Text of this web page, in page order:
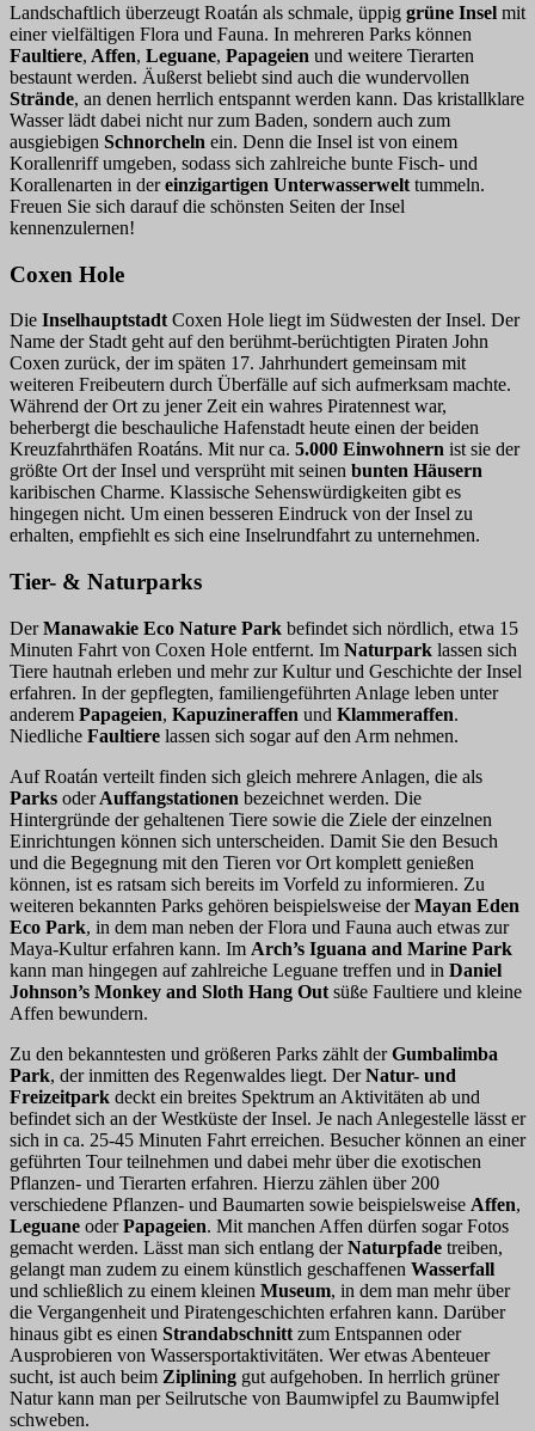
Landschaftlich überzeugt Roatán als schmale, üppig grüne Insel mit
einer vielfältigen Flora und Fauna. In mehreren Parks können
Faultiere, Affen, Leguane, Papageien und weitere Tierarten
bestaunt werden. Äußerst beliebt sind auch die wundervollen
Strände, an denen herrlich entspannt werden kann. Das kristallklare
Wasser lädt dabei nicht nur zum Baden, sondern auch zum
ausgiebigen Schnorcheln ein. Denn die Insel ist von einem
Korallenriff umgeben, sodass sich zahlreiche bunte Fisch- und
Korallenarten in dereinzigartigen Unterwasserwelt tummeln.
Freuen Sie sich darauf die schönsten Seiten der Insel
kennenzulernen!
Coxen Hole
Die Inselhauptstadt Coxen Hole liegt im Südwesten der Insel. Der
Name der Stadt geht auf den berühmt-berüchtigten Piraten John
Coxen zurück, der im späten 17. Jahrhundert gemeinsam mit
weiteren Freibeutern durch Überfälle auf sich aufmerksam machte.
Während der Ort zu jener Zeit ein wahres Piratennest war,
beherbergt die beschauliche Hafenstadt heute einen der beiden
Kreuzfahrthäfen Roatáns. Mit nur ca. 5.000 Einwohnern ist sie der
größte Ort der Insel und versprüht mit seinen bunten Häusern
karibischen Charme. Klassische Sehenswürdigkeiten gibt es
hingegen nicht. Um einen besseren Eindruck von der Insel zu
erhalten, empfiehlt es sich eine Inselrundfahrt zu unternehmen.
Tier- & Naturparks
DerManawakie Eco Nature Park befindet sich nördlich, etwa 15
Minuten Fahrt von Coxen Hole entfernt. Im Naturpark lassen sich
Tiere hautnah erleben und mehr zur Kultur und Geschichte der Insel
erfahren. In der gepflegten, familiengeführten Anlage leben unter
anderem Papageien, Kapuzineraffen und Klammeraffen.
Niedliche Faultiere lassen sich sogar auf den Arm nehmen.
Auf Roatán verteilt finden sich gleich mehrere Anlagen, die als
Parks oderAuffangstationen bezeichnet werden. Die
Hintergründe der gehaltenen Tiere sowie die Ziele der einzelnen
Einrichtungen können sich unterscheiden. Damit Sie den Besuch
und die Begegnung mit den Tieren vor Ort komplett genießen
können, ist es ratsam sich bereits im Vorfeld zu informieren. Zu
weiteren bekannten Parks gehören beispielsweise derMayan Eden
Eco Park, in dem man neben der Flora und Fauna auch etwas zur
Maya-Kultur erfahren kann. Im Arch’s Iguana and Marine Park
kann man hingegen auf zahlreiche Leguane treffen und in Daniel
Johnson’s Monkey and Sloth Hang Out süße Faultiere und kleine
Affen bewundern.
Zu den bekanntesten und größeren Parks zählt derGumbalimba
Park, der inmitten des Regenwaldes liegt. DerNatur- und
Freizeitpark deckt ein breites Spektrum an Aktivitäten ab und
befindet sich an der Westküste der Insel. Je nach Anlegestelle lässt er
sich in ca. 25-45 Minuten Fahrt erreichen. Besucher können an einer
geführten Tour teilnehmen und dabei mehr über die exotischen
Pflanzen- und Tierarten erfahren. Hierzu zählen über 200
verschiedene Pflanzen- und Baumarten sowie beispielsweise Affen,
Leguane oderPapageien. Mit manchen Affen dürfen sogar Fotos
gemacht werden. Lässt man sich entlang derNaturpfade treiben,
gelangt man zudem zu einem künstlich geschaffenen Wasserfall
und schließlich zu einem kleinen Museum, in dem man mehr über
die Vergangenheit und Piratengeschichten erfahren kann. Darüber
hinaus gibt es einen Strandabschnitt zum Entspannen oder
Ausprobieren von Wassersportaktivitäten. Wer etwas Abenteuer
sucht, ist auch beim Ziplining gut aufgehoben. In herrlich grüner
Natur kann man per Seilrutsche von Baumwipfel zu Baumwipfel
schweben.